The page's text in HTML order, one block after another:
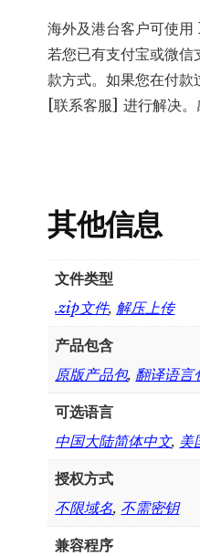
海外及港台客户可使
若您已有支付宝或微信
款方式。如果您在付
[联系客服] 进行解决
其他信息
文件类型
.zip文件, 解压上传
产品包含
原版产品包, 翻译语言
可选语言
中国大陆简体中文, 美
授权方式
不限域名, 不需密钥
兼容程序